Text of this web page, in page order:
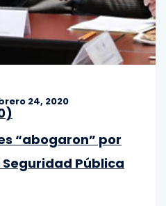
24, 2020
)
“abogaron” por
Pública